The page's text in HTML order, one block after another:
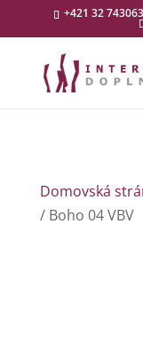
+421 32
Domovská
/ Boho 04 VBV